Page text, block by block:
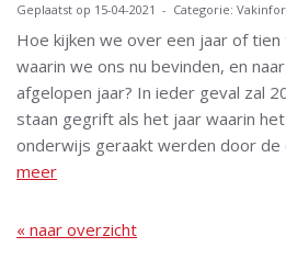
Geplaatst op 15-04-2021 - Categorie:
Hoe kijken we over een jaar of
waarin we ons nu bevinden, en
afgelopen jaar? In ieder geval zal
staan gegrift als het jaar waarin
onderwijs geraakt werden door de
meer
« naar overzicht